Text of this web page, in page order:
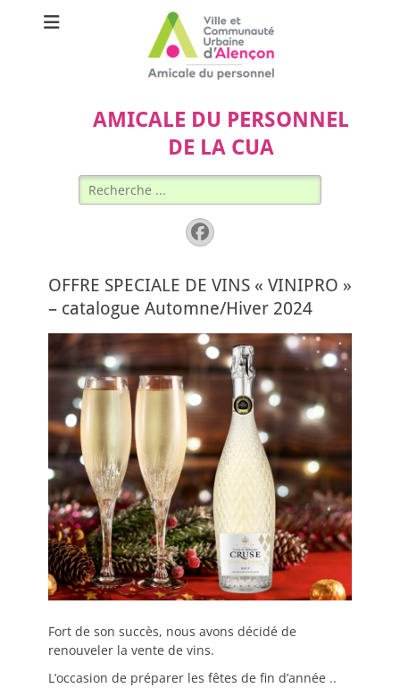
AMICALE DU PERSONNEL
DE LA CUA
Rechercher :
Facebook
OFFRE SPECIALE DE VINS « VINIPRO »
– catalogue Automne/Hiver 2024
Fort de son succès, nous avons décidé de
renouveler la vente de vins.
L’occasion de préparer les fêtes de fin d’année ..